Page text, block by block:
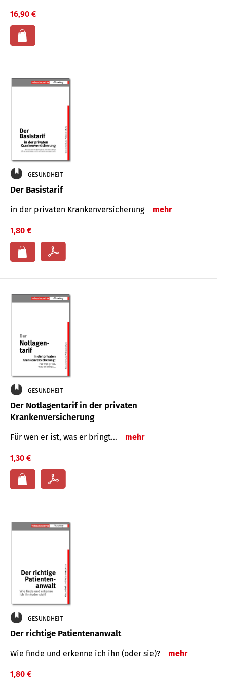
16,90 €
GESUNDHEIT
Der Basistarif
in der privaten Kran­ken­ver­siche­rung mehr
1,80 €
GESUNDHEIT
Der Notlagentarif in der privaten
Krankenversicherung
Für wen er ist, was er bringt… mehr
1,30 €
GESUNDHEIT
Der richtige Patientenanwalt
Wie finde und erkenne ich ihn (oder sie)? mehr
1,80 €